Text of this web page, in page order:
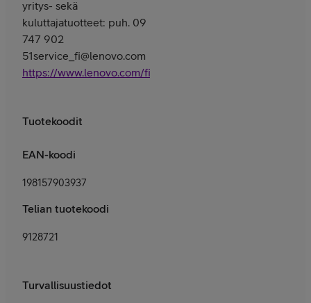
yritys- sekä
kuluttajatuotteet: puh. 09
747 902
51service_fi@lenovo.com
https://www.lenovo.com/fi/fi/services
Tuotekoodit
EAN-koodi
198157903937
Telian tuotekoodi
9128721
Turvallisuustiedot